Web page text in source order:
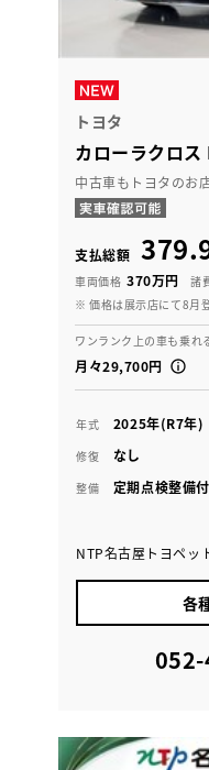
トヨタ
カローラクロス
中古車もトヨタのお
支払総額
車両価格 370万円 諸
※ 価格は展示店にて8月
ワンランク上の車も乗
月々29,700円
年式 2025年(R7年)
修復 なし
整備 定期点検整備付
NTP名古屋トヨペ
各